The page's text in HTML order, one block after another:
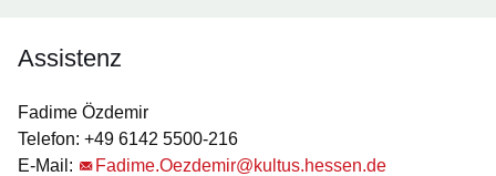
Assistenz
Fadime Özdemir
Telefon: +49 6142 5500-216
E-Mail:
Fadime.Oezdemir@kultus.hessen.de